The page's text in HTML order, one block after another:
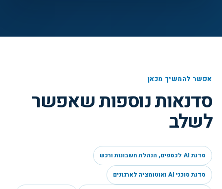
אפשר להמשיך מכאן
סדנאות נוספות שאפשר
לשלב
סדנת AI לכספים, הנהלת חשבונות ורכש
סדנת סוכני AI ואוטומציה לארגונים